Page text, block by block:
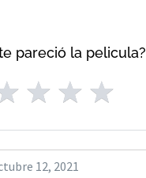
pareció la pelicula?
12, 2021